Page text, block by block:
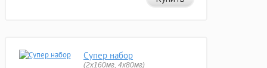
Супер набор
(2х160мг, 4х80мг)